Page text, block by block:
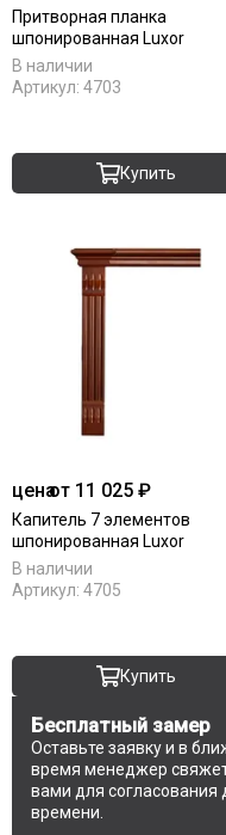
Притворная планка
шпонированная Luxor
В наличии
Артикул: 4703
Купить
ценаот 11 025 ₽
Капитель 7 элементов
шпонированная Luxor
В наличии
Артикул: 4705
Купить
Бесплатный замер
Оставьте заявку и в
время менеджер
вами для согласования
времени.